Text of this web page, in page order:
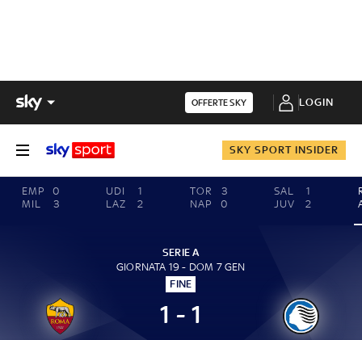
OFFERTE SKY LOGIN
SKY SPORT INSIDER
EMP
0
MIL
3
UDI
1
LAZ
2
TOR
3
NAP
0
SAL
1
JUV
2
SERIE A
GIORNATA 19 - DOM 7 GEN
FINE
1 - 1